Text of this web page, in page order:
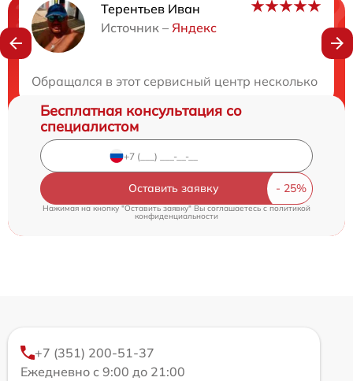
Терентьев Иван
Источник – Яндекс
Обращался в этот сервисный центр несколько
Нужна консультация?
Бесплатная консультация со
специалистом
Оставить заявку
Нажимая на кнопку "Оставить заявку" Вы соглашаетесь cполитикой
конфиденциальности
+7 (351) 200-51-37
Ежедневно с 9:00 до 21:00